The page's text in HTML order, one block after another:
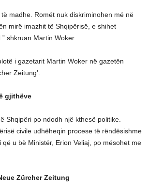
madhe. Romët nuk diskriminohen më në
mirë imazhit të Shqipërisë, e shihet
shkruan Martin Woker
i gazetarit Martin Woker në gazetën
Zeitung’:
gjithëve
Shqipëri po ndodh një kthesë politike.
civile udhëheqin procese të rëndësishme
që u bë Ministër, Erion Veliaj, po mësohet me
Zürcher Zeitung